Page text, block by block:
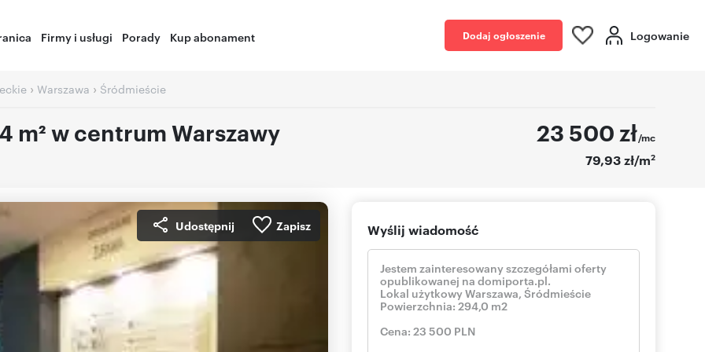
Firmy i usługi Porady Kup abonament Dodaj ogłoszenie Logowanie
› Warszawa › Śródmieście
m² w centrum Warszawy 23 500 zł/mc
79,93 zł/m2
Udostępnij Zapisz Wyślij wiadomość